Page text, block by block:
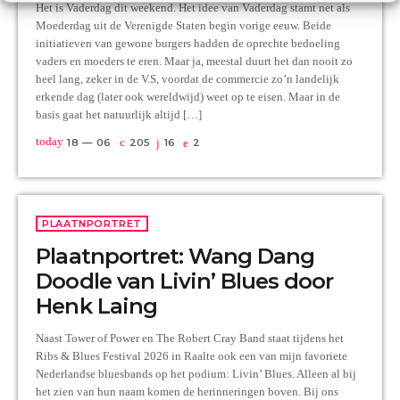
Het is Vaderdag dit weekend. Het idee van Vaderdag stamt net als
Moederdag uit de Verenigde Staten begin vorige eeuw. Beide
initiatieven van gewone burgers hadden de oprechte bedoeling
vaders en moeders te eren. Maar ja, meestal duurt het dan nooit zo
heel lang, zeker in de V.S, voordat de commercie zo’n landelijk
erkende dag (later ook wereldwijd) weet op te eisen. Maar in de
basis gaat het natuurlijk altijd […]
today 18 — 06 205 16 2
PLAATNPORTRET
Plaatnportret: Wang Dang
Doodle van Livin’ Blues door
Henk Laing
Naast Tower of Power en The Robert Cray Band staat tijdens het
Ribs & Blues Festival 2026 in Raalte ook een van mijn favoriete
Nederlandse bluesbands op het podium: Livin’ Blues. Alleen al bij
het zien van hun naam komen de herinneringen boven. Bij ons